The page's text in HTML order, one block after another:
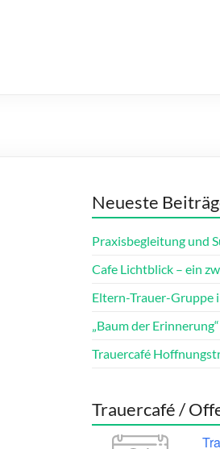
Office 365
Neueste
Praxisbegleitung und
Cafe Lichtblick – ein
Eltern-Trauer-Gruppe
„Baum der
Trauercafé
Trauercafé /